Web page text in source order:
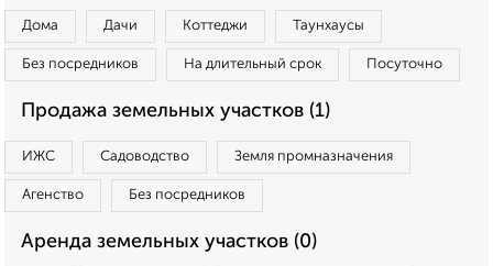
Дома Дачи Коттеджи Таунхаусы
Без посредников На длительный срок Посуточно
Продажа земельных участков (1)
ИЖС Садоводство Земля промназначения
Агенство Без посредников
Аренда земельных участков (0)